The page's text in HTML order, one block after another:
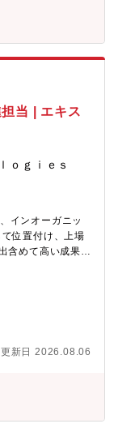
籍【あなたに提
込み、事業を伸
場で売上・利益
、買収先グループ
経営を担うキャ
でリードできる
ボーディング期
り）
単一論点／モジ
クトをリード1
チームを組成
リソースや投資
店舗フォーマッ
他業態とのアラ
ためのR&Dな
いただきま
ビジネス仮説の
策、既存顧客向
業との横断・連
間、他部署間を
やコンサル業界
理解【あなたに
ールする経験・
験・海外への事
する経験【キャ
当 | エキス
ｏｇｉｅｓ
インオーガニッ
位置付け、上場
含めて高い成果を
ーゲティング＆
で統括する
社の成長に資す
化を進め、最前
の内容、投資
応じて、フロン
トをリードして
ターゲティング
更新日 2026.08.06